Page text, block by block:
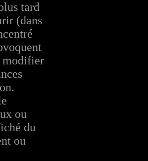
tard
(dans
modifier
ou
du
ou